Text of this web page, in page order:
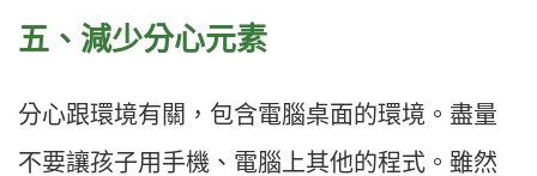
五、減少分心元素​
分心跟環境有關，包含電腦桌面的環境。盡量
不要讓孩子用手機、電腦上其他的程式。雖然